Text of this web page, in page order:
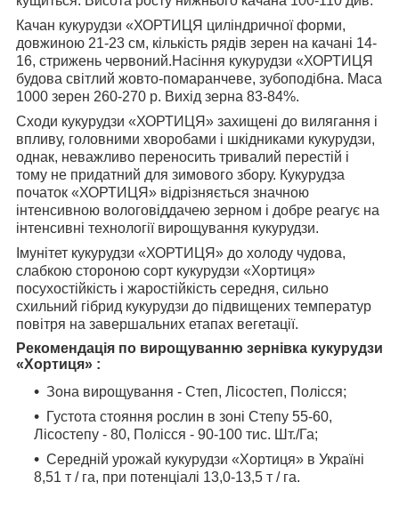
Качан кукурудзи «ХОРТИЦЯ циліндричної форми,
довжиною 21-23 см, кількість рядів зерен на качані 14-
16, стрижень червоний.Насіння кукурудзи «ХОРТИЦЯ
будова світлий жовто-помаранчеве, зубоподібна. Маса
1000 зерен 260-270 р. Вихід зерна 83-84%.
Сходи кукурудзи «ХОРТИЦЯ» захищені до вилягання і
впливу, головними хворобами і шкідниками кукурудзи,
однак, неважливо переносить тривалий перестій і
тому не придатний для зимового збору. Кукурудза
початок «ХОРТИЦЯ» відрізняється значною
інтенсивною вологовіддачею зерном і добре реагує на
інтенсивні технології вирощування кукурудзи.
Імунітет кукурудзи «ХОРТИЦЯ» до холоду чудова,
слабкою стороною сорт кукурудзи «Хортиця»
посухостійкість і жаростійкість середня, сильно
схильний гібрид кукурудзи до підвищених температур
повітря на завершальних етапах вегетації.
Рекомендація по вирощуванню зернівка кукурудзи
«Хортиця» :
Зона вирощування - Степ, Лісостеп, Полісся;
Густота стояння рослин в зоні Степу 55-60,
Лісостепу - 80, Полісся - 90-100 тис. Шт./Га;
Середній урожай кукурудзи «Хортиця» в Україні
8,51 т / га, при потенціалі 13,0-13,5 т / га.